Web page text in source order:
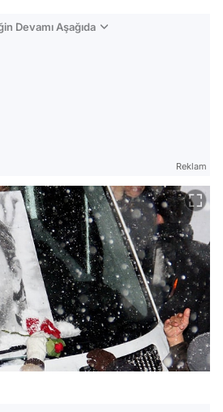
Devamı Aşağıda
Reklam